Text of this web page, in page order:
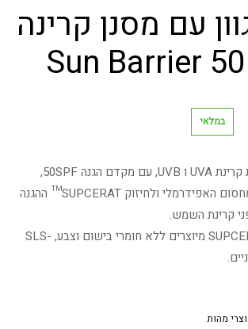
עם מסנן קרינה
במלאי
קרם לחות המסנן את קרינת UVA ו UVB, עם מקדם הגנה 50SPF,
מועשר ב לתמיכה במחסום האפידרמלי ולחיזוק SUPCERAT™ ההגנה
קרינת השמש.
כל מוצרי סדרת SUPCERAT מיוצרים ללא חומרי בישום וצבע, SLS-
מהות